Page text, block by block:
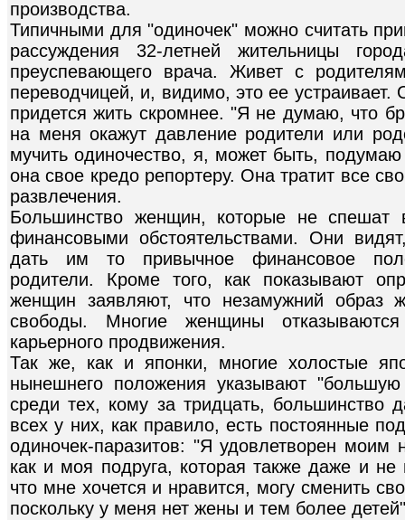
производства.
Типичными для "одиночек" можно считать
рассуждения 32-летней жительницы
преуспевающего врача. Живет с
переводчицей, и, видимо, это ее устраивает.
придется жить скромнее. "Я не думаю, что
на меня окажут давление родители или
мучить одиночество, я, может быть,
она свое кредо репортеру. Она тратит все
развлечения.
Большинство женщин, которые не спешат
финансовыми обстоятельствами. Они
дать им то привычное финансовое
родители. Кроме того, как показывают
женщин заявляют, что незамужний образ
свободы. Многие женщины
карьерного продвижения.
Так же, как и японки, многие холостые
нынешнего положения указывают
среди тех, кому за тридцать,
всех у них, как правило, есть постоянные
одиночек-паразитов: "Я удовлетворен
как и моя подруга, которая также даже и
что мне хочется и нравится, могу сменить
поскольку у меня нет жены и тем более